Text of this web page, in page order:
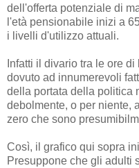
dell'offerta potenziale di
l'età pensionabile inizi a
i livelli d'utilizzo attuali.
Infatti il divario tra le ore
dovuto ad innumerevoli
della portata della politica
debolmente, o per niente,
zero che sono
Così, il grafico qui sopra
Presuppone che gli adulti